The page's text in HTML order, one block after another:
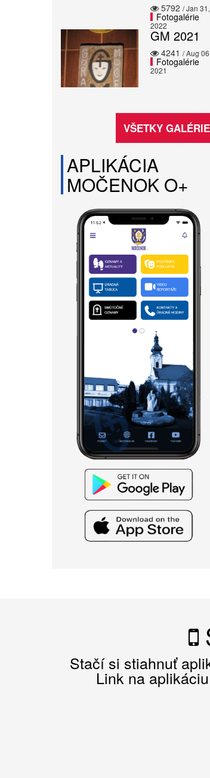
5792
Fotogalérie
/ Jan 31,
2022
GM 2021
4241
Fotogalérie
/ Aug 06,
2021
VŠETKY GALÉRIE
APLIKÁCIA
MOČENOK O+
Stačí si stiahnuť
Link na